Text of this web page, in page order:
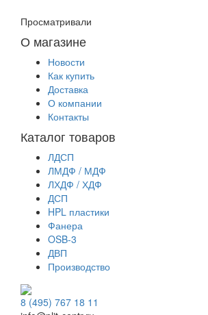
Просматривали
О магазине
Новости
Как купить
Доставка
О компании
Контакты
Каталог товаров
ЛДСП
ЛМДФ / МДФ
ЛХДФ / ХДФ
ДСП
HPL пластики
Фанера
OSB-3
ДВП
Производство
8 (495) 767 18 11